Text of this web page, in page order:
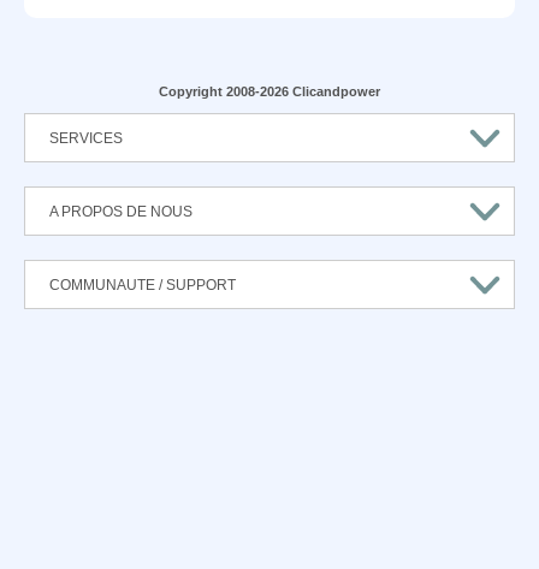
Copyright 2008-2026 Clicandpower
SERVICES
A PROPOS DE NOUS
COMMUNAUTE / SUPPORT